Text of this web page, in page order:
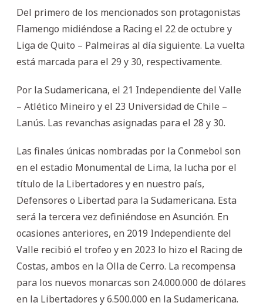
Del primero de los mencionados son protagonistas
Flamengo midiéndose a Racing el 22 de octubre y
Liga de Quito – Palmeiras al día siguiente. La vuelta
está marcada para el 29 y 30, respectivamente.
Por la Sudamericana, el 21 Independiente del Valle
– Atlético Mineiro y el 23 Universidad de Chile –
Lanús. Las revanchas asignadas para el 28 y 30.
Las finales únicas nombradas por la Conmebol son
en el estadio Monumental de Lima, la lucha por el
título de la Libertadores y en nuestro país,
Defensores o Libertad para la Sudamericana. Esta
será la tercera vez definiéndose en Asunción. En
ocasiones anteriores, en 2019 Independiente del
Valle recibió el trofeo y en 2023 lo hizo el Racing de
Costas, ambos en la Olla de Cerro. La recompensa
para los nuevos monarcas son 24.000.000 de dólares
en la Libertadores y 6.500.000 en la Sudamericana.